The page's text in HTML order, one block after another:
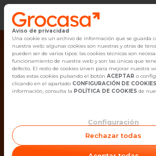
Vender
Buscar Inmuebles
Alquiler
Empleo
Oficinas
¡Ups! Ya no
disponible
Aviso de privacidad
Una cookie es un archivo de información que se guarda
nuestra web: algunas cookies son nuestras y otras de
pueden ser de varios tipos: las cookies técnicas son
funcionamiento de nuestra web y son las únicas que
defecto. El resto de cookies sirven para mejorar nuestra
todas estas cookies pulsando el botón ACEPTAR o
clicando en el apartado CONFIGURACIÓN DE
información, consulta la POLÍTICA DE COOKIES de
Configuración
Rechazar todas